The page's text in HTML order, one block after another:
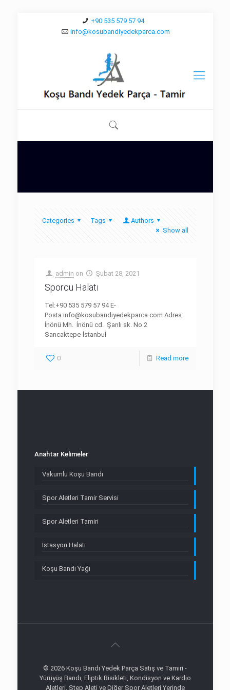
+90 535 579 57 94
info@kosubandiyedekparca.com
Categories Tags
Authors
Show all
admin on Şubat 28, 2021
Sporcu Halatı
Tel:+90 535 579 57 94 E-
Posta:info@kosubandiyedekparca.com Adres:
İnönü Mh. İnönü cd. Şanlı sk. No 2
Sancaktepe-İstanbul
0 Read more
Anahtar Kelimeler
Vakumlu Koşu Bandı
Spor Aletleri Tamir Servisi
Spor Aletleri Tamiri
İstasyon Halatı
Koşu Bandı Yağı
© 2026 Koşu Bandı Yedek Parça Satış ve Tamiri -
Yürüyüş Bandı, Eliptik Bisikleti, Kondisyon ve Kardio
Aletleri, Step Aleti ve Diğer Spor Aletleri Yerinde